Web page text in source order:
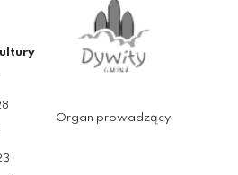
Organ prowadzący